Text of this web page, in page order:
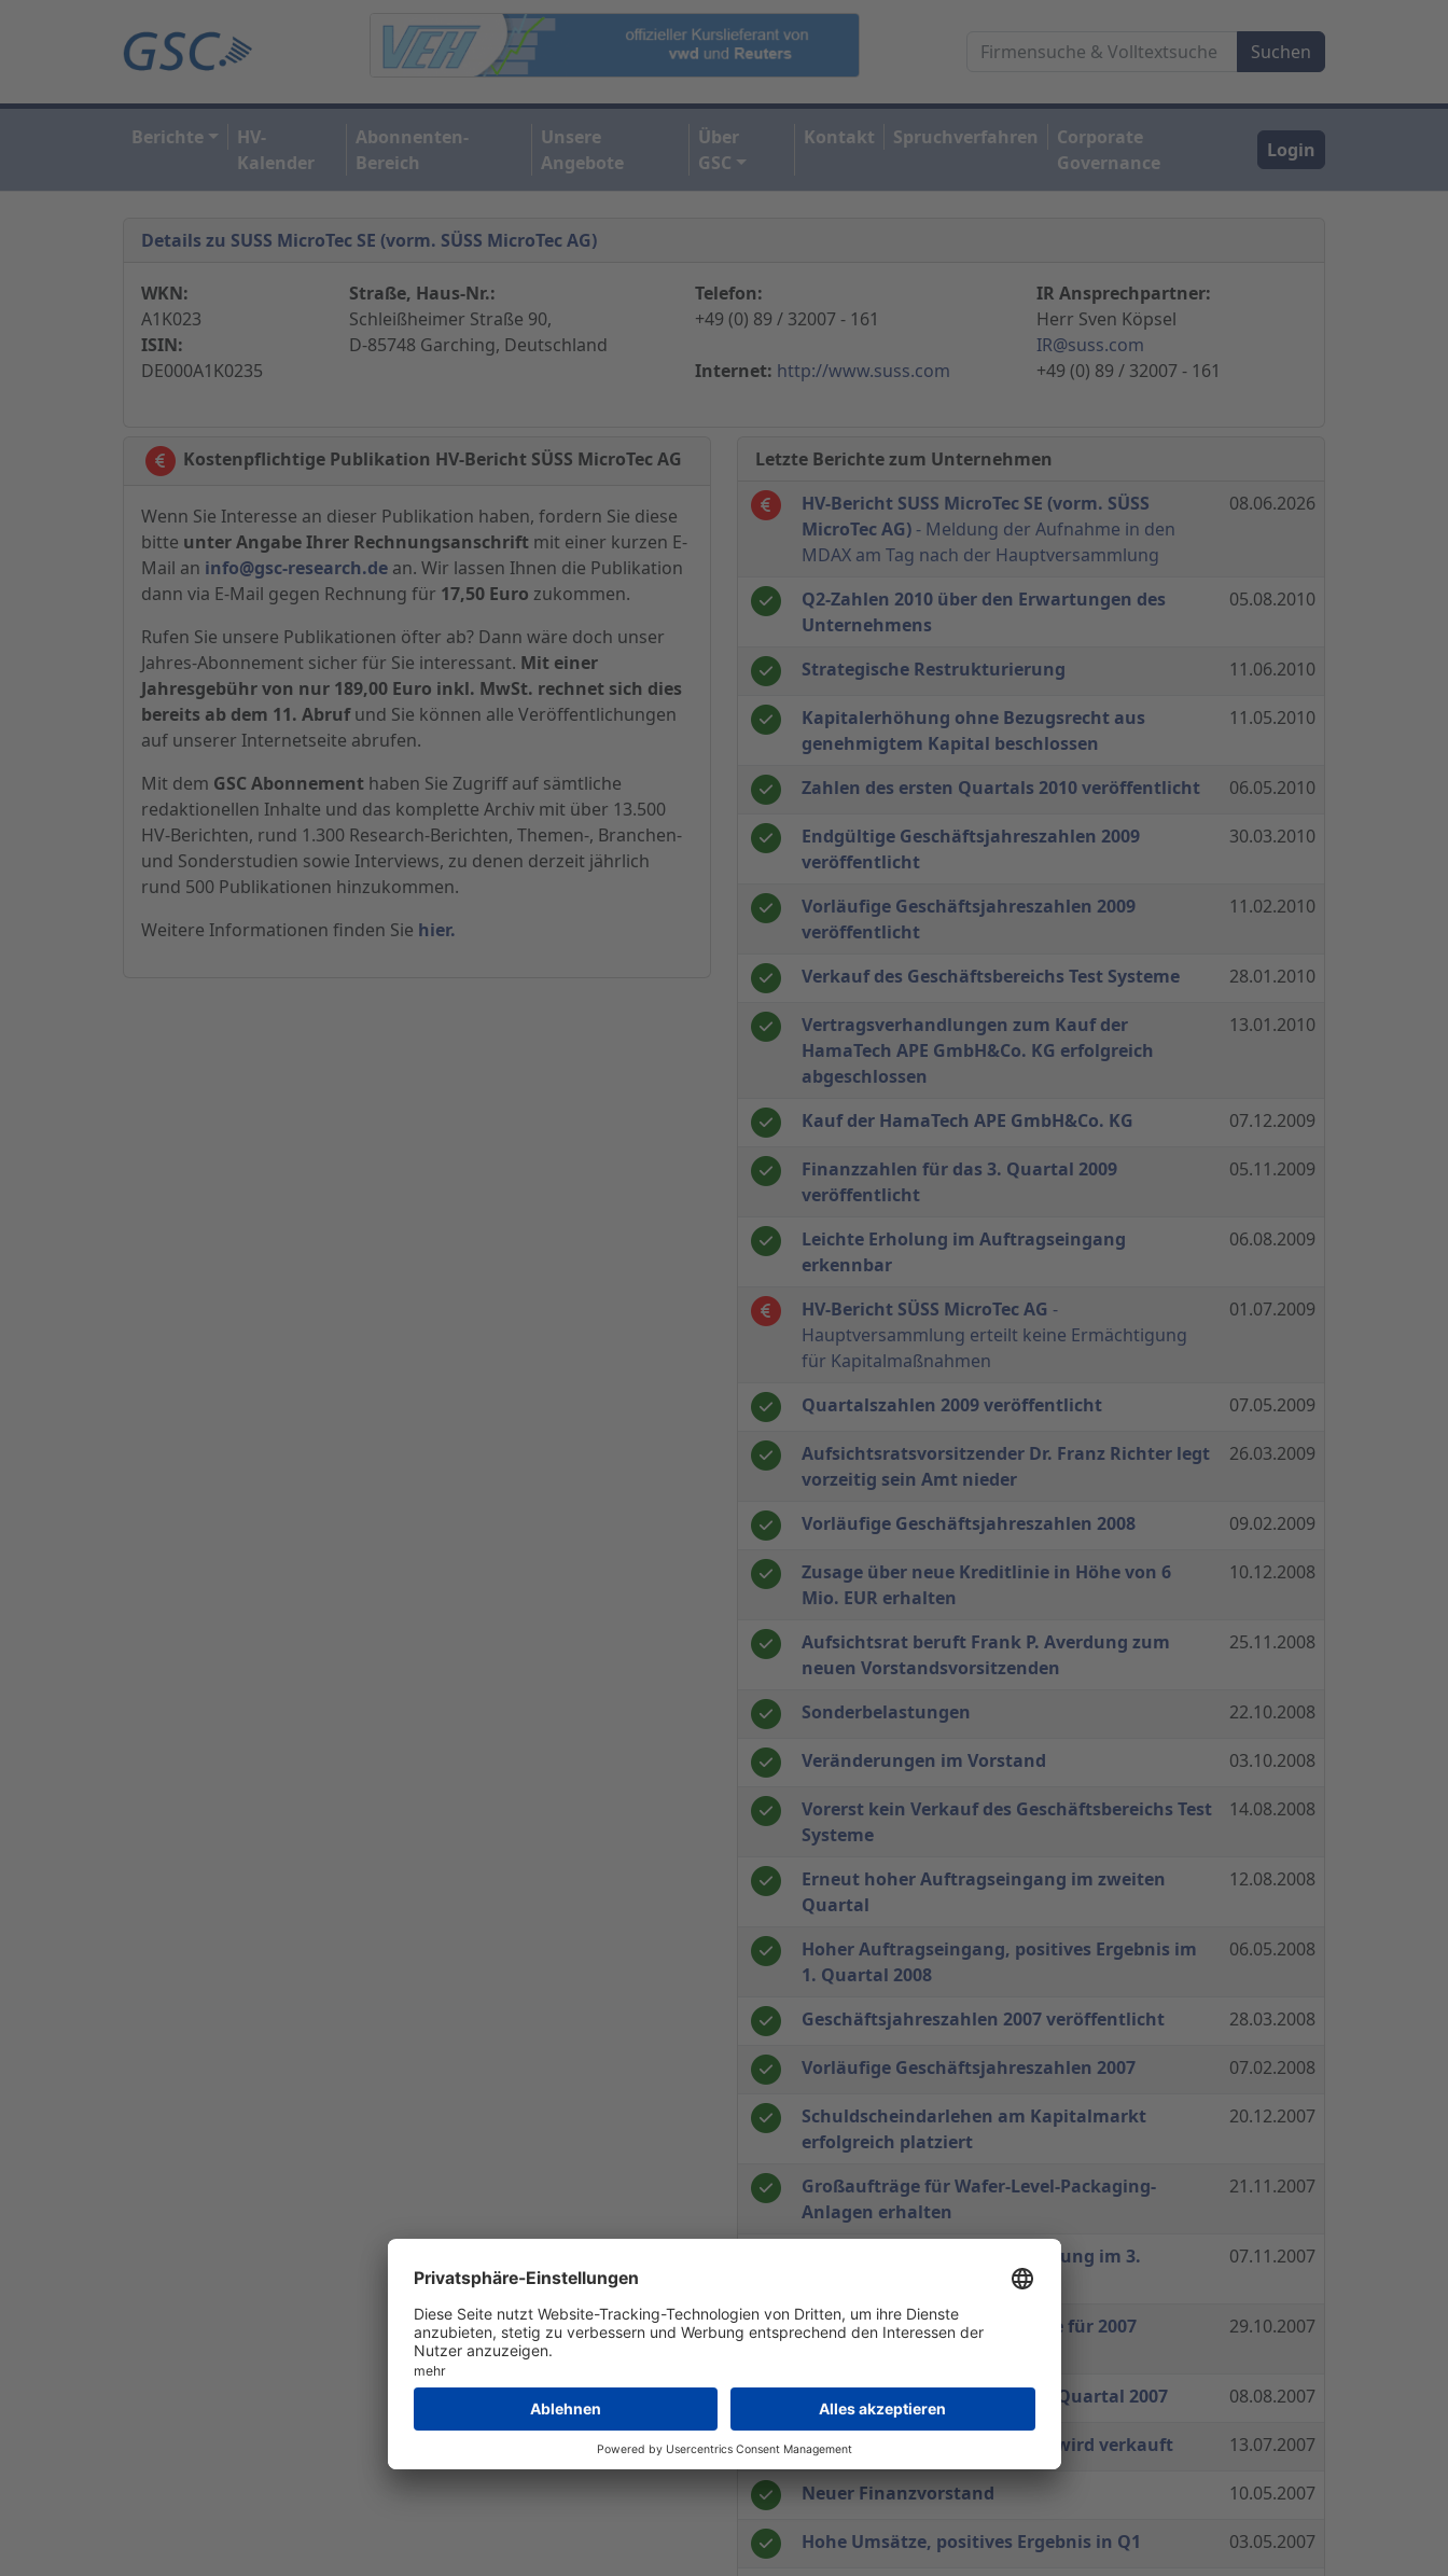
Berichte
HV-
Kalender
Abonnenten-
Bereich
Unsere
Angebote
Über
GSC
Kontakt Spruchverfahren
Corporate
Governance
Login
Details zu SUSS MicroTec SE (vorm. SÜSS MicroTec AG)
WKN:
A1K023
ISIN:
DE000A1K0235
Straße, Haus-Nr.:
Schleißheimer Straße 90,
D-85748 Garching, Deutschland
Telefon:
+49 (0) 89 / 32007 - 161
Internet: http://www.suss.com
IR Ansprechpartner:
Herr Sven Köpsel
IR@suss.com
+49 (0) 89 / 32007 - 161
Kostenpflichtige Publikation HV-Bericht SÜSS MicroTec AG
Wenn Sie Interesse an dieser Publikation haben, fordern Sie diese
bitte unter Angabe Ihrer Rechnungsanschrift mit einer kurzen E-
Mail an info@gsc-research.de an. Wir lassen Ihnen die Publikation
dann via E-Mail gegen Rechnung für 17,50 Euro zukommen.
Rufen Sie unsere Publikationen öfter ab? Dann wäre doch unser
Jahres-Abonnement sicher für Sie interessant. Mit einer
Jahresgebühr von nur 189,00 Euro inkl. MwSt. rechnet sich dies
bereits ab dem 11. Abrufund Sie können alle Veröffentlichungen
auf unserer Internetseite abrufen.
Mit dem GSC Abonnement haben Sie Zugriff auf sämtliche
redaktionellen Inhalte und das komplette Archiv mit über 13.500
HV-Berichten, rund 1.300 Research-Berichten, Themen-, Branchen-
und Sonderstudien sowie Interviews, zu denen derzeit jährlich
rund 500 Publikationen hinzukommen.
Weitere Informationen finden Sie hier.
Letzte Berichte zum Unternehmen
HV-Bericht SUSS MicroTec SE (vorm. SÜSS
MicroTec AG) - Meldung der Aufnahme in den
MDAX am Tag nach der Hauptversammlung
08.06.2026
Q2-Zahlen 2010 über den Erwartungen des
Unternehmens
05.08.2010
Strategische Restrukturierung 11.06.2010
Kapitalerhöhung ohne Bezugsrecht aus
genehmigtem Kapital beschlossen
11.05.2010
Zahlen des ersten Quartals 2010 veröffentlicht 06.05.2010
Endgültige Geschäftsjahreszahlen 2009
veröffentlicht
30.03.2010
Vorläufige Geschäftsjahreszahlen 2009
veröffentlicht
11.02.2010
Verkauf des Geschäftsbereichs Test Systeme 28.01.2010
Vertragsverhandlungen zum Kauf der
HamaTech APE GmbH&Co. KG erfolgreich
abgeschlossen
13.01.2010
Kauf der HamaTech APE GmbH&Co. KG 07.12.2009
Finanzzahlen für das 3. Quartal 2009
veröffentlicht
05.11.2009
Leichte Erholung im Auftragseingang
erkennbar
06.08.2009
HV-Bericht SÜSS MicroTec AG -
Hauptversammlung erteilt keine Ermächtigung
für Kapitalmaßnahmen
01.07.2009
Quartalszahlen 2009 veröffentlicht 07.05.2009
Aufsichtsratsvorsitzender Dr. Franz Richter legt
vorzeitig sein Amt nieder
26.03.2009
Vorläufige Geschäftsjahreszahlen 2008 09.02.2009
Zusage über neue Kreditlinie in Höhe von 6
Mio. EUR erhalten
10.12.2008
Aufsichtsrat beruft Frank P. Averdung zum
neuen Vorstandsvorsitzenden
25.11.2008
Sonderbelastungen 22.10.2008
Veränderungen im Vorstand 03.10.2008
Vorerst kein Verkauf des Geschäftsbereichs Test
Systeme
14.08.2008
Erneut hoher Auftragseingang im zweiten
Quartal
12.08.2008
Hoher Auftragseingang, positives Ergebnis im
1. Quartal 2008
06.05.2008
Geschäftsjahreszahlen 2007 veröffentlicht 28.03.2008
Vorläufige Geschäftsjahreszahlen 2007 07.02.2008
Schuldscheindarlehen am Kapitalmarkt
erfolgreich platziert
20.12.2007
Großaufträge für Wafer-Level-Packaging-
Anlagen erhalten
21.11.2007
Verhaltene Geschäftsentwicklung im 3.
07.11.2007
Umsatz- und Gewinnprognose für 2007
29.10.2007
Deutlich mehr Aufträge im 2. Quartal 2007 08.08.2007
Geschäft mit Device Bondern wird verkauft 13.07.2007
Neuer Finanzvorstand 10.05.2007
Hohe Umsätze, positives Ergebnis in Q1 03.05.2007